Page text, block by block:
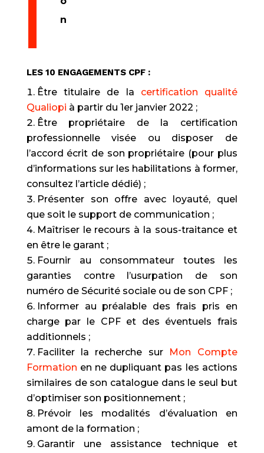
n
LES 10 ENGAGEMENTS CPF :​
Être titulaire de la certification qualité
Qualiopi à partir du 1er janvier 2022 ;
Être propriétaire de la certification
professionnelle visée ou disposer de
l’accord écrit de son propriétaire (pour plus
d’informations sur les habilitations à former,
consultez l’article dédié) ;
Présenter son offre avec loyauté, quel
que soit le support de communication ;
Maîtriser le recours à la sous-traitance et
en être le garant ;
Fournir au consommateur toutes les
garanties contre l’usurpation de son
numéro de Sécurité sociale ou de son CPF ;
Informer au préalable des frais pris en
charge par le CPF et des éventuels frais
additionnels ;
Faciliter la recherche sur
Mon Compte
Formation en ne dupliquant pas les actions
similaires de son catalogue dans le seul but
d’optimiser son positionnement ;
Prévoir les modalités d’évaluation en
amont de la formation ;
Garantir une assistance technique et